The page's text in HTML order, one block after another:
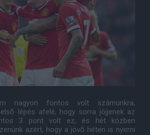
nagyon fontos volt számunkra,
lépés afelé, hogy sorra jöjjenek az
3 pont volt ez, és hét közben
azért, hogy a jövõ héten is nyerni